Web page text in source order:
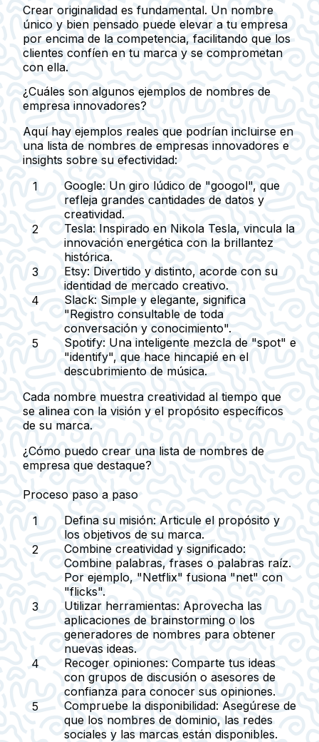
Crear originalidad es fundamental. Un nombre
único y bien pensado puede elevar a tu empresa
por encima de la competencia, facilitando que los
clientes confíen en tu marca y se comprometan
con ella.
¿Cuáles son algunos ejemplos de nombres de
empresa innovadores?
Aquí hay ejemplos reales que podrían incluirse en
una lista de nombres de empresas innovadores e
insights sobre su efectividad:
Google: Un giro lúdico de "googol", que
refleja grandes cantidades de datos y
creatividad.
Tesla: Inspirado en Nikola Tesla, vincula la
innovación energética con la brillantez
histórica.
Etsy: Divertido y distinto, acorde con su
identidad de mercado creativo.
Slack: Simple y elegante, significa
"Registro consultable de toda
conversación y conocimiento".
Spotify: Una inteligente mezcla de "spot" e
"identify", que hace hincapié en el
descubrimiento de música.
Cada nombre muestra creatividad al tiempo que
se alinea con la visión y el propósito específicos
de su marca.
¿Cómo puedo crear una lista de nombres de
empresa que destaque?
Proceso paso a paso
Defina su misión: Articule el propósito y
los objetivos de su marca.
Combine creatividad y significado:
Combine palabras, frases o palabras raíz.
Por ejemplo, "Netflix" fusiona "net" con
"flicks".
Utilizar herramientas: Aprovecha las
aplicaciones de brainstorming o los
generadores de nombres para obtener
nuevas ideas.
Recoger opiniones: Comparte tus ideas
con grupos de discusión o asesores de
confianza para conocer sus opiniones.
Compruebe la disponibilidad: Asegúrese de
que los nombres de dominio, las redes
sociales y las marcas están disponibles.